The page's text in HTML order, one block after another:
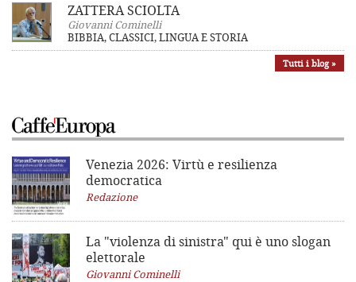
ZATTERA SCIOLTA
Giovanni Cominelli
BIBBIA, CLASSICI, LINGUA E STORIA
Tutti i blog »
Venezia 2026: Virtù e resilienza
democratica
Redazione
La "violenza di sinistra" qui è uno slogan
elettorale
Giovanni Cominelli